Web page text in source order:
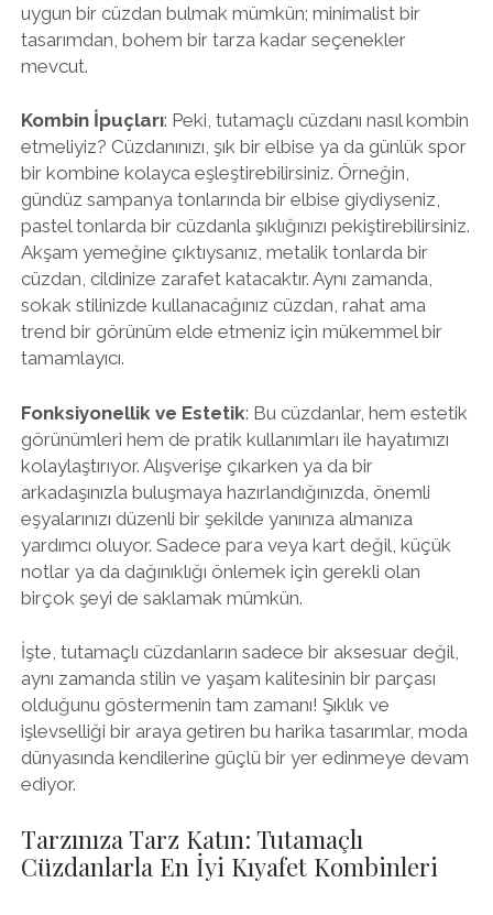
uygun bir cüzdan bulmak mümkün; minimalist bir
tasarımdan, bohem bir tarza kadar seçenekler
mevcut.
Kombin İpuçları: Peki, tutamaçlı cüzdanı nasıl kombin
etmeliyiz? Cüzdanınızı, şık bir elbise ya da günlük spor
bir kombine kolayca eşleştirebilirsiniz. Örneğin,
gündüz sampanya tonlarında bir elbise giydiyseniz,
pastel tonlarda bir cüzdanla şıklığınızı pekiştirebilirsiniz.
Akşam yemeğine çıktıysanız, metalik tonlarda bir
cüzdan, cildinize zarafet katacaktır. Aynı zamanda,
sokak stilinizde kullanacağınız cüzdan, rahat ama
trend bir görünüm elde etmeniz için mükemmel bir
tamamlayıcı.
Fonksiyonellik ve Estetik: Bu cüzdanlar, hem estetik
görünümleri hem de pratik kullanımları ile hayatımızı
kolaylaştırıyor. Alışverişe çıkarken ya da bir
arkadaşınızla buluşmaya hazırlandığınızda, önemli
eşyalarınızı düzenli bir şekilde yanınıza almanıza
yardımcı oluyor. Sadece para veya kart değil, küçük
notlar ya da dağınıklığı önlemek için gerekli olan
birçok şeyi de saklamak mümkün.
İşte, tutamaçlı cüzdanların sadece bir aksesuar değil,
aynı zamanda stilin ve yaşam kalitesinin bir parçası
olduğunu göstermenin tam zamanı! Şıklık ve
işlevselliği bir araya getiren bu harika tasarımlar, moda
dünyasında kendilerine güçlü bir yer edinmeye devam
ediyor.
Tarzınıza Tarz Katın: Tutamaçlı
Cüzdanlarla En İyi Kıyafet Kombinleri